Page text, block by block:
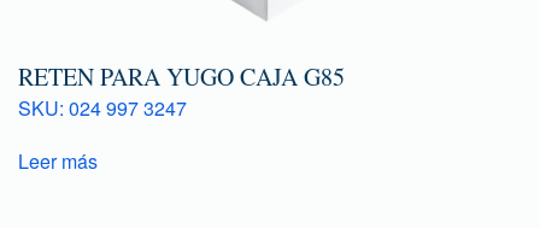
RETEN PARA YUGO CAJA G85
SKU: 024 997 3247
Leer más